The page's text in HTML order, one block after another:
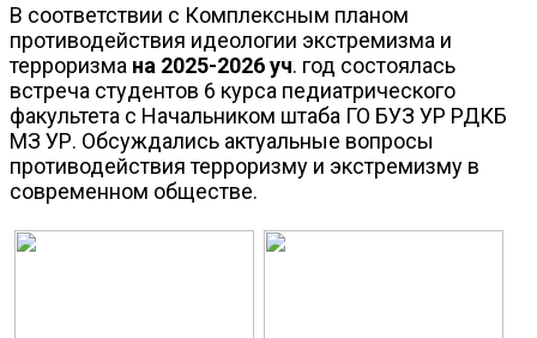
В соответствии с Комплексным планом
противодействия идеологии экстремизма и
терроризма на 2025-2026 уч. год состоялась
встреча студентов 6 курса педиатрического
факультета с Начальником штаба ГО БУЗ УР РДКБ
МЗ УР. Обсуждались актуальные вопросы
противодействия терроризму и экстремизму в
современном обществе.